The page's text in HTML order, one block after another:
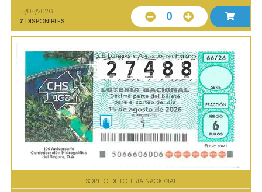
15/08/2026
7 DISPONIBLES 0
SORTEO DE LOTERIA NACIONAL